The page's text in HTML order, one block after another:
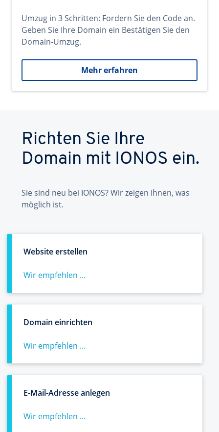
Umzug in 3 Schritten: Fordern Sie den Code an.
Geben Sie Ihre Domain ein Bestätigen Sie den
Domain-Umzug.
Mehr erfahren
Richten Sie Ihre
Domain mit IONOS ein.
Sie sind neu bei IONOS? Wir zeigen Ihnen, was
möglich ist.
Website erstellen
Wir empfehlen ...
Domain einrichten
Wir empfehlen ...
E-Mail-Adresse anlegen
Wir empfehlen ...